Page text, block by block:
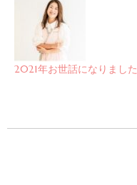
2021年お世話になりました